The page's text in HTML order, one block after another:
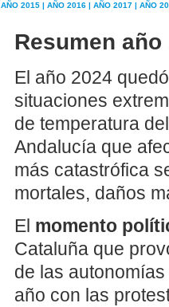
AÑO 2015 | AÑO 2016 | AÑO 2017 | AÑO
Resumen año
El año 2024
situaciones
de temperatura
Andalucía que
más catastrófica
mortales, daños
El momento
Cataluña que
de las
año con las